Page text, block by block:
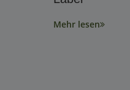
Mehr lesen